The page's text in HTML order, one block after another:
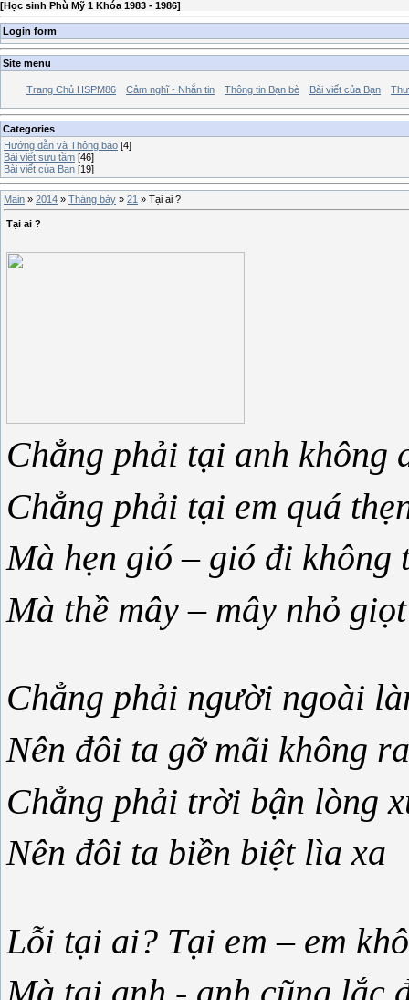
[Học sinh Phù Mỹ 1 Khóa 1983 - 1986]
Login form
Site menu
Trang Chủ HSPM86 Cảm nghĩ - Nhắn tin Thông tin Bạn bè Bài viết của Bạn
Categories
Hướng dẫn và Thông báo [4]
Bài viết sưu tầm [46]
Bài viết của Bạn [19]
Main » 2014 » Tháng bảy » 21 » Tại ai ?
Tại ai ?
Chẳng phải tại anh không
Chẳng phải tại em quá
Mà hẹn gió – gió đi không
Mà thề mây – mây nhỏ
Chẳng phải người ngoài
Nên đôi ta gỡ mãi không ra
Chẳng phải trời bận lòng
Nên đôi ta biền biệt lìa xa
Lỗi tại ai? Tại em – em